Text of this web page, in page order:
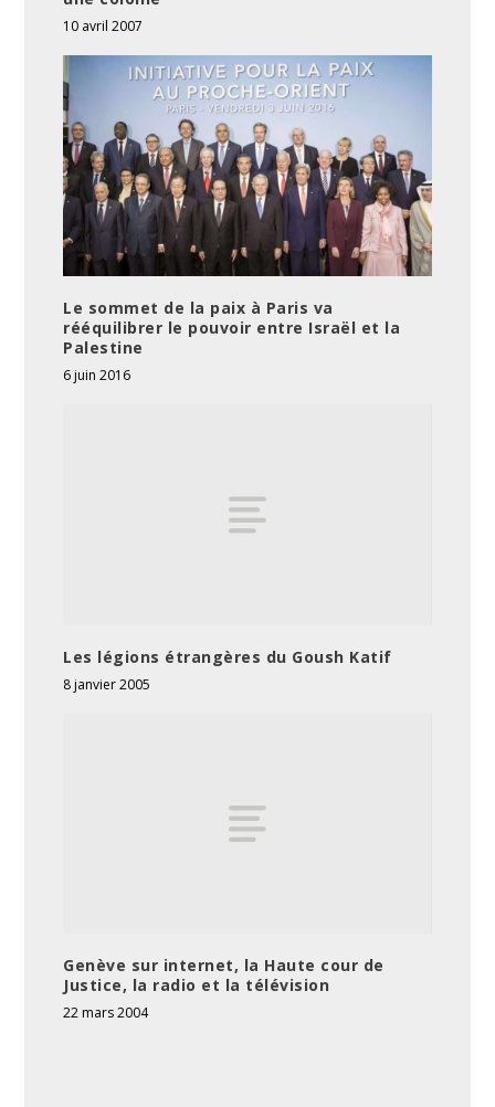
10 avril 2007
Le sommet de la paix à Paris va
rééquilibrer le pouvoir entre Israël et la
Palestine
6 juin 2016
Les légions étrangères du Goush Katif
8 janvier 2005
Genève sur internet, la Haute cour de
Justice, la radio et la télévision
22 mars 2004